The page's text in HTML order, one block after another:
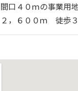
間口４０ｍの事業用
２，６００ｍ 徒歩